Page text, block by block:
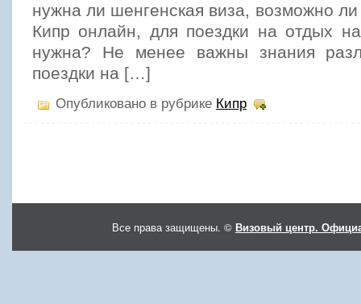
нужна ли шенгенская виза, возможно
Кипр онлайн, для поездки на отдых
нужна? Не менее важны знания
поездки на […]
Опубликовано в рубрике Кипр
Все права защищены. © Визовый центр.